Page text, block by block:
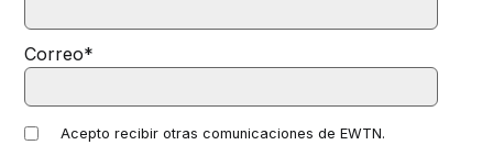
Correo*
Acepto recibir otras comunicaciones de EWTN.